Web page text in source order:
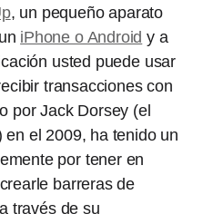
, un pequeño aparato
iPhone o Android y a
usted puede usar
transacciones con
por Jack Dorsey (el
el 2009, ha tenido un
por tener en
barreras de
través de su